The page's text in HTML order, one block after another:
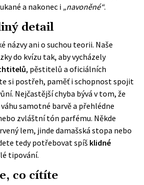
a nakonec i „navoněné“.
detail
názvy ani o suchou teorii. Naše
do kvízu tak, aby vycházely
, pěstitelů a oficiálních
si postřeh, paměť i schopnost spojit
Nejčastější chyba bývá v tom, že
samotné barvě a přehlédne
zvláštní tón parfému. Někde
lem, jinde damašská stopa nebo
tedy potřebovat spíš klidné
tipování.
co cítíte